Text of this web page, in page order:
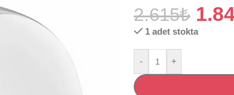
2.615₺
1 adet stokta
- +